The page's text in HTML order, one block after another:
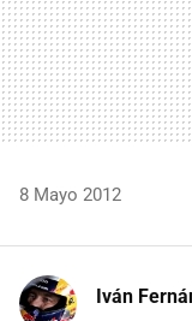
8 Mayo 2012
Iván